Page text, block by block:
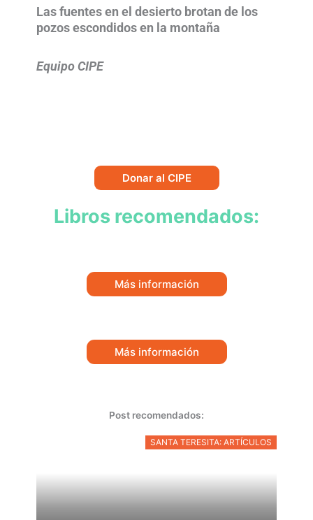
Las fuentes en el desierto brotan de los
pozos escondidos en la montaña
Equipo CIPE
Donar al CIPE
Libros recomendados:
Más información
Más información
Post recomendados:
SANTA TERESITA: ARTÍCULOS